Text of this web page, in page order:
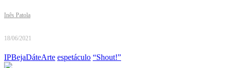
Inês Patola
18/06/2021
IPBejaDáteArte espetáculo “Shout!”